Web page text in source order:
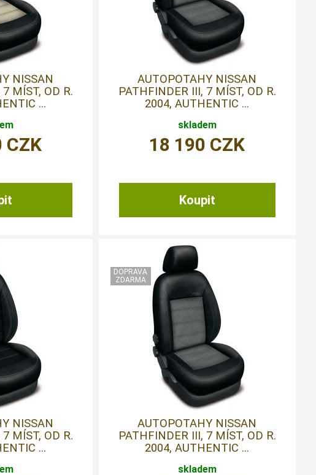
NISSAN
MÍST, OD R.
...
CZK
AUTOPOTAHY NISSAN
PATHFINDER III, 7 MÍST, OD R.
2004, AUTHENTIC ...
skladem
18 190 CZK
NISSAN
MÍST, OD R.
...
AUTOPOTAHY NISSAN
PATHFINDER III, 7 MÍST, OD R.
2004, AUTHENTIC ...
skladem